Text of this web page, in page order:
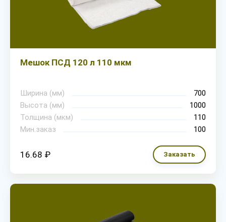
Мешок ПСД 120 л 110 мкм
Ширина (мм)
700
Высота (мм)
1000
Толщина (мкм)
110
Мин.заказ
100
16.68 ₽ Заказать